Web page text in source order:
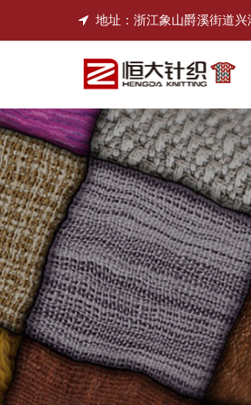
地址：浙江象山爵溪街道